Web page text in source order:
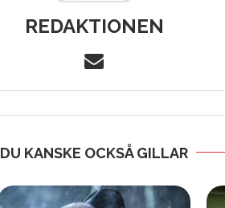
REDAKTIONEN
DU KANSKE OCKSÅ GILLAR